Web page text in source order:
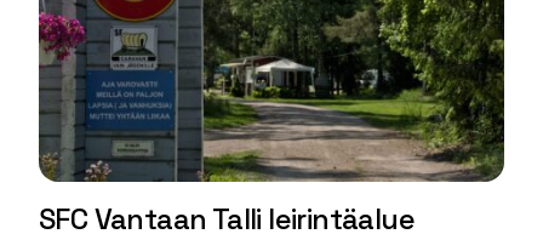
SFC Vantaan Talli leirintäalue